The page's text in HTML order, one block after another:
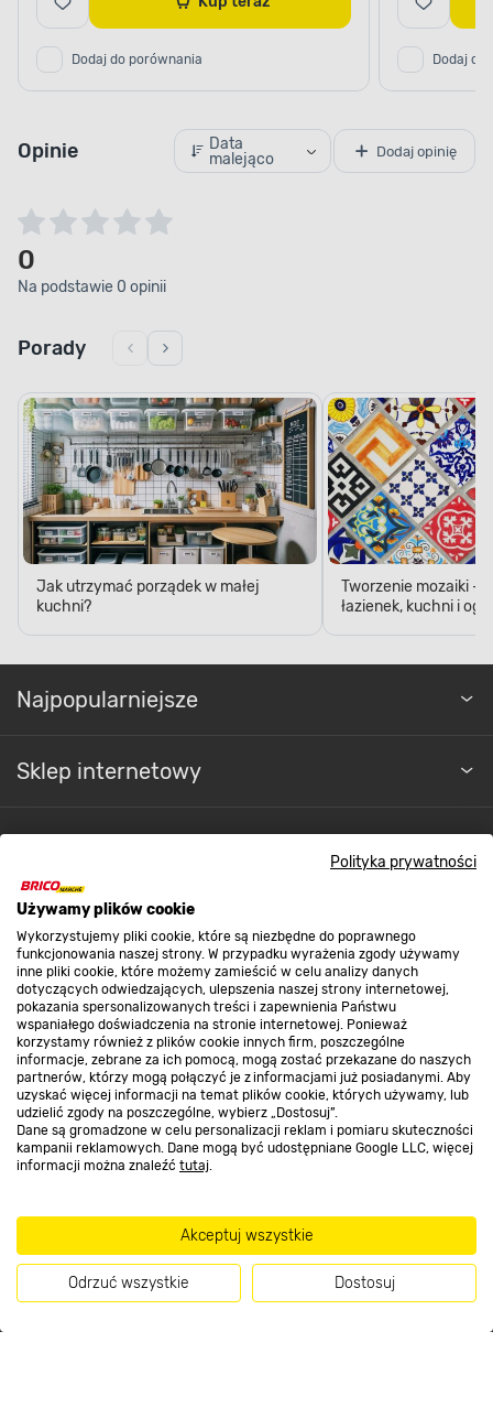
Polityka prywatności
Używamy plików cookie
Wykorzystujemy pliki cookie, które są niezbędne do poprawnego
funkcjonowania naszej strony. W przypadku wyrażenia zgody używamy
inne pliki cookie, które możemy zamieścić w celu analizy danych
dotyczących odwiedzających, ulepszenia naszej strony internetowej,
pokazania spersonalizowanych treści i zapewnienia Państwu
wspaniałego doświadczenia na stronie internetowej. Ponieważ
korzystamy również z plików cookie innych firm, poszczególne
informacje, zebrane za ich pomocą, mogą zostać przekazane do naszych
partnerów, którzy mogą połączyć je z informacjami już posiadanymi. Aby
uzyskać więcej informacji na temat plików cookie, których używamy, lub
udzielić zgody na poszczególne, wybierz „Dostosuj”.
Dane są gromadzone w celu personalizacji reklam i pomiaru skuteczności
kampanii reklamowych. Dane mogą być udostępniane Google LLC, więcej
informacji można znaleźć tutaj.
Akceptuj wszystkie
Odrzuć wszystkie Dostosuj
Dodaj do porównania Dodaj do
Opinie
Data
malejąco
Dodaj opinię
0
Na podstawie 0 opinii
Porady
Jak utrzymać porządek w małej
kuchni?
Tworzenie mozaiki -
łazienek, kuchni i
Najpopularniejsze
Sklep internetowy
Regulaminy
Promocje
Nasze sklepy
O nas
Kontakt do sklepu
Dołącz do nas